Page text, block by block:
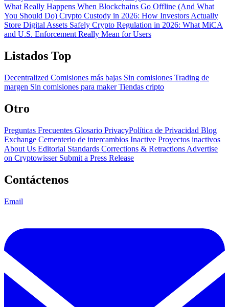
What Really Happens When Blockchains Go Offline (And What
You Should Do) Crypto Custody in 2026: How Investors Actually
Store Digital Assets Safely Crypto Regulation in 2026: What MiCA
and U.S. Enforcement Really Mean for Users
Listados Top
Decentralized Comisiones más bajas Sin comisiones Trading de
margen Sin comisiones para makerTiendas cripto
Otro
Preguntas Frecuentes Glosario PrivacyPolítica de Privacidad Blog
Exchange Cementerio de intercambios Inactive Proyectos inactivos
About Us Editorial Standards Corrections & Retractions Advertise
on Cryptowisser Submit a Press Release
Contáctenos
Email